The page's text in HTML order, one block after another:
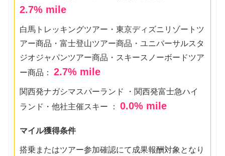
2.7% mile
白馬トレッキングツアー・東京ディズニリゾートツ
アー商品・富士登山ツアー商品・ユニバーサルスタ
ジオジャパンツアー商品・スキースノーボードツア
ー商品：2.7% mile
関西発ナガシマスパーランド ・関西発富士急ハイ
ランド・他社主催スキー ：0.0% mile
マイル獲得条件
搭乗またはツアー参加確認にて成果報酬対象となり